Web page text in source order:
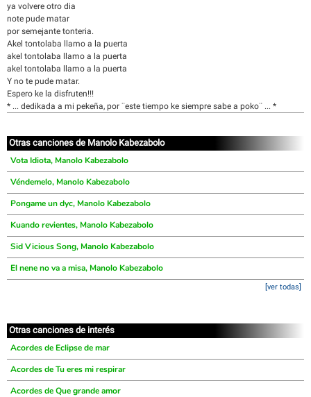
ya volvere otro dia
note pude matar
por semejante tonteria.
Akel tontolaba llamo a la puerta
akel tontolaba llamo a la puerta
akel tontolaba llamo a la puerta
Y no te pude matar.
Espero ke la disfruten!!!
* ... dedikada a mi pekeña, por ¨este tiempo ke siempre sabe a poko¨ ... *
Otras canciones de Manolo Kabezabolo
Vota Idiota, Manolo Kabezabolo
Véndemelo, Manolo Kabezabolo
Pongame un dyc, Manolo Kabezabolo
Kuando revientes, Manolo Kabezabolo
Sid Vicious Song, Manolo Kabezabolo
El nene no va a misa, Manolo Kabezabolo
[ver todas]
Otras canciones de interés
Acordes de Eclipse de mar
Acordes de Tu eres mi respirar
Acordes de Que grande amor